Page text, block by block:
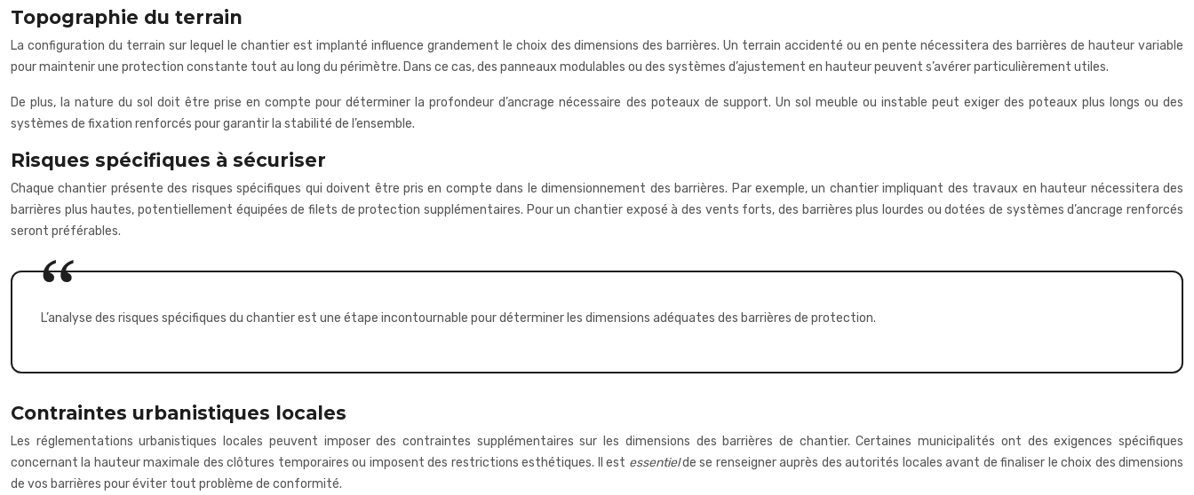
Topographie du terrain
La configuration du terrain sur lequel le chantier est implanté influence grandement le choix des dimensions des barrières. Un terrain accidenté ou en pente nécessitera des barrières de hauteur variable
pour maintenir une protection constante tout au long du périmètre. Dans ce cas, des panneaux modulables ou des systèmes d’ajustement en hauteur peuvent s’avérer particulièrement utiles.
De plus, la nature du sol doit être prise en compte pour déterminer la profondeur d’ancrage nécessaire des poteaux de support. Un sol meuble ou instable peut exiger des poteaux plus longs ou des
systèmes de fixation renforcés pour garantir la stabilité de l’ensemble.
Risques spécifiques à sécuriser
Chaque chantier présente des risques spécifiques qui doivent être pris en compte dans le dimensionnement des barrières. Par exemple, un chantier impliquant des travaux en hauteur nécessitera des
barrières plus hautes, potentiellement équipées de filets de protection supplémentaires. Pour un chantier exposé à des vents forts, des barrières plus lourdes ou dotées de systèmes d’ancrage renforcés
seront préférables.
L’analyse des risques spécifiques du chantier est une étape incontournable pour déterminer les dimensions adéquates des barrières de protection.
Contraintes urbanistiques locales
Les réglementations urbanistiques locales peuvent imposer des contraintes supplémentaires sur les dimensions des barrières de chantier. Certaines municipalités ont des exigences spécifiques
concernant la hauteur maximale des clôtures temporaires ou imposent des restrictions esthétiques. Il est essentielde se renseigner auprès des autorités locales avant de finaliser le choix des dimensions
de vos barrières pour éviter tout problème de conformité.